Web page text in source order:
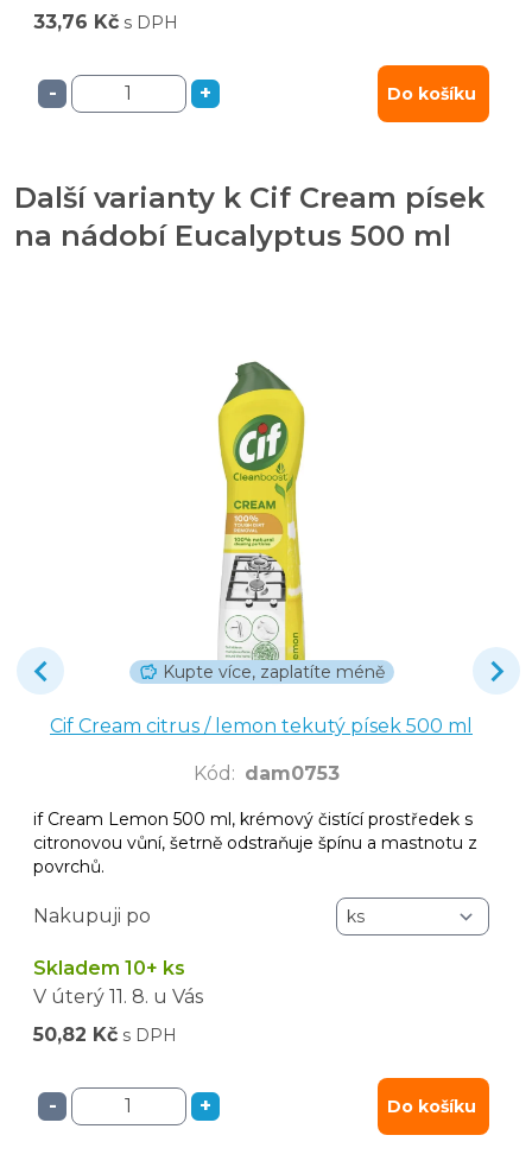
33,76 Kč s DPH
- + Do košíku
Další varianty k Cif Cream písek
na nádobí Eucalyptus 500 ml
Kupte více, zaplatíte méně
Cif Cream citrus / lemon tekutý písek 500 ml
Kód : dam0753
if Cream Lemon 500 ml, krémový čistící prostředek s
citronovou vůní, šetrně odstraňuje špínu a mastnotu z
povrchů.
Nakupuji po
Skladem 10+ ks
V úterý 11. 8. u Vás
50,82 Kč s DPH
- + Do košíku